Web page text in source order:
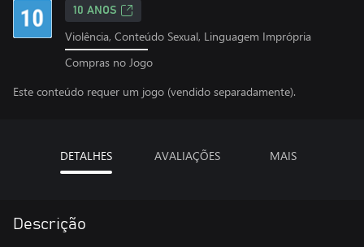
10 ANOS
Violência, Conteúdo Sexual, Linguagem Imprópria
Compras no Jogo
Este conteúdo requer um jogo (vendido separadamente).
DETALHES AVALIAÇÕES MAIS
Descrição